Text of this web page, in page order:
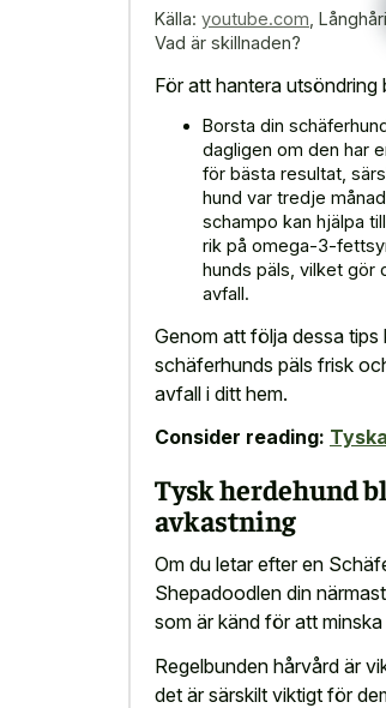
Källa: youtube.com
Vad är skillnaden?
För att hantera
Borsta din
dagligen om den har
för bästa resultat,
hund var tredje
schampo kan hjälpa
rik på omega-3-
hunds päls, vilket gör
avfall.
Genom att följa dessa tips
schäferhunds päls frisk
avfall i ditt hem.
Consider reading:
Tysk herdehund
avkastning
Om du letar efter en
Shepadoodlen din
som är känd för att
Regelbunden hårvård är
det är särskilt viktigt för